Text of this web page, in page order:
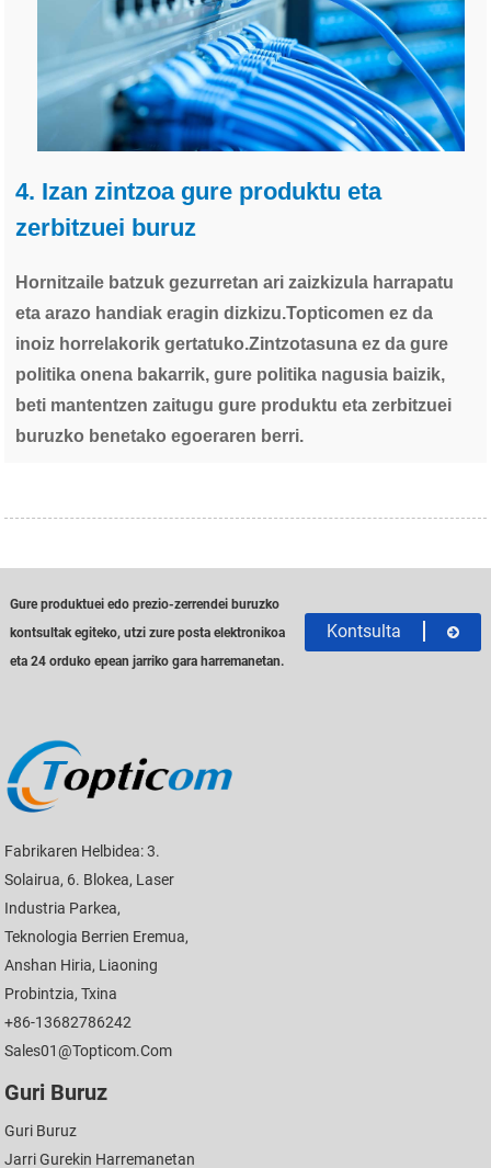
4. Izan zintzoa gure produktu eta
zerbitzuei buruz
Hornitzaile batzuk gezurretan ari zaizkizula harrapatu
eta arazo handiak eragin dizkizu.Topticomen ez da
inoiz horrelakorik gertatuko.Zintzotasuna ez da gure
politika onena bakarrik, gure politika nagusia baizik,
beti mantentzen zaitugu gure produktu eta zerbitzuei
buruzko benetako egoeraren berri.
Gure produktuei edo prezio-zerrendei buruzko
kontsultak egiteko, utzi zure posta elektronikoa
eta 24 orduko epean jarriko gara harremanetan.
Kontsulta
Fabrikaren Helbidea: 3.
Solairua, 6. Blokea, Laser
Industria Parkea,
Teknologia Berrien Eremua,
Anshan Hiria, Liaoning
Probintzia, Txina
+86-13682786242
Sales01@topticom.com
Guri Buruz
Guri Buruz
Jarri Gurekin Harremanetan